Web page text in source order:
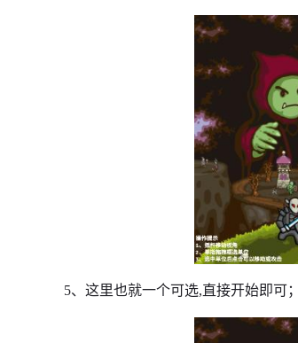
5、这里也就一个可选,直接开始即可；